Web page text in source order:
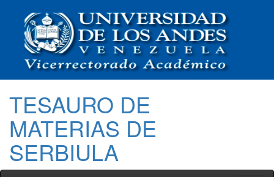
TESAURO DE
MATERIAS DE
SERBIULA